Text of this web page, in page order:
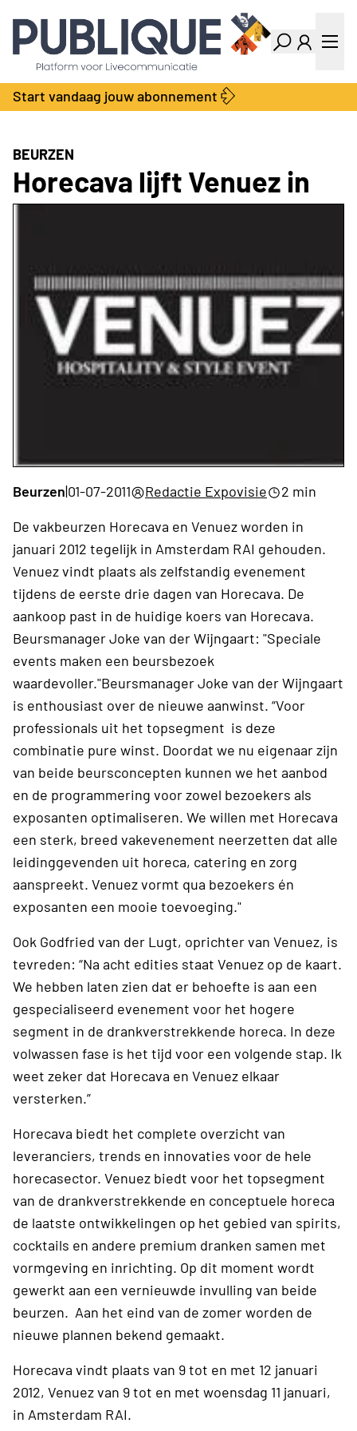
Industry Dashboard
Vacatures
Kalender
Producten
Bedrijvengids
Locatie Finder
Contact
Adverteren
Start vandaag jouw abonnement
BEURZEN
Horecava lijft Venuez in
Beurzen|01-07-2011 Redactie Expovisie
2 min
De vakbeurzen Horecava en Venuez worden in
januari 2012 tegelijk in Amsterdam RAI gehouden.
Venuez vindt plaats als zelfstandig evenement
tijdens de eerste drie dagen van Horecava. De
aankoop past in de huidige koers van Horecava.
Beursmanager Joke van der Wijngaart: "Speciale
events maken een beursbezoek
waardevoller."Beursmanager Joke van der Wijngaart
is enthousiast over de nieuwe aanwinst. “Voor
professionals uit het topsegment is deze
combinatie pure winst. Doordat we nu eigenaar zijn
van beide beursconcepten kunnen we het aanbod
en de programmering voor zowel bezoekers als
exposanten optimaliseren. We willen met Horecava
een sterk, breed vakevenement neerzetten dat alle
leidinggevenden uit horeca, catering en zorg
aanspreekt. Venuez vormt qua bezoekers én
exposanten een mooie toevoeging."
Ook Godfried van der Lugt, oprichter van Venuez, is
tevreden: “Na acht edities staat Venuez op de kaart.
We hebben laten zien dat er behoefte is aan een
gespecialiseerd evenement voor het hogere
segment in de drankverstrekkende horeca. In deze
volwassen fase is het tijd voor een volgende stap. Ik
weet zeker dat Horecava en Venuez elkaar
versterken.”
Horecava biedt het complete overzicht van
leveranciers, trends en innovaties voor de hele
horecasector. Venuez biedt voor het topsegment
van de drankverstrekkende en conceptuele horeca
de laatste ontwikkelingen op het gebied van spirits,
cocktails en andere premium dranken samen met
vormgeving en inrichting. Op dit moment wordt
gewerkt aan een vernieuwde invulling van beide
beurzen. Aan het eind van de zomer worden de
nieuwe plannen bekend gemaakt.
Horecava vindt plaats van 9 tot en met 12 januari
2012, Venuez van 9 tot en met woensdag 11 januari,
in Amsterdam RAI.